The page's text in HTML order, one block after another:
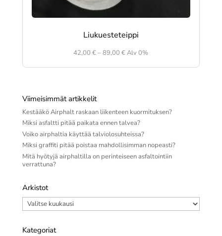
Liukuesteteippi
42,00€–89,00€Hintaluokka:
Alv 0%
Viimeisimmät artikkelit
Kestääkö Airphalt raskaan liikenteen kuormituksen?
Miksi asfaltti pitää paikata ennen talvea?
Voiko airphaltia käyttää talviolosuhteissa?
Miksi graffiti pitää poistaa mahdollisimman nopeasti?
Mitä hyötyjä airphaltilla on perinteiseen asfaltointiin
verrattuna?
Arkistot
Arkistot
Kategoriat